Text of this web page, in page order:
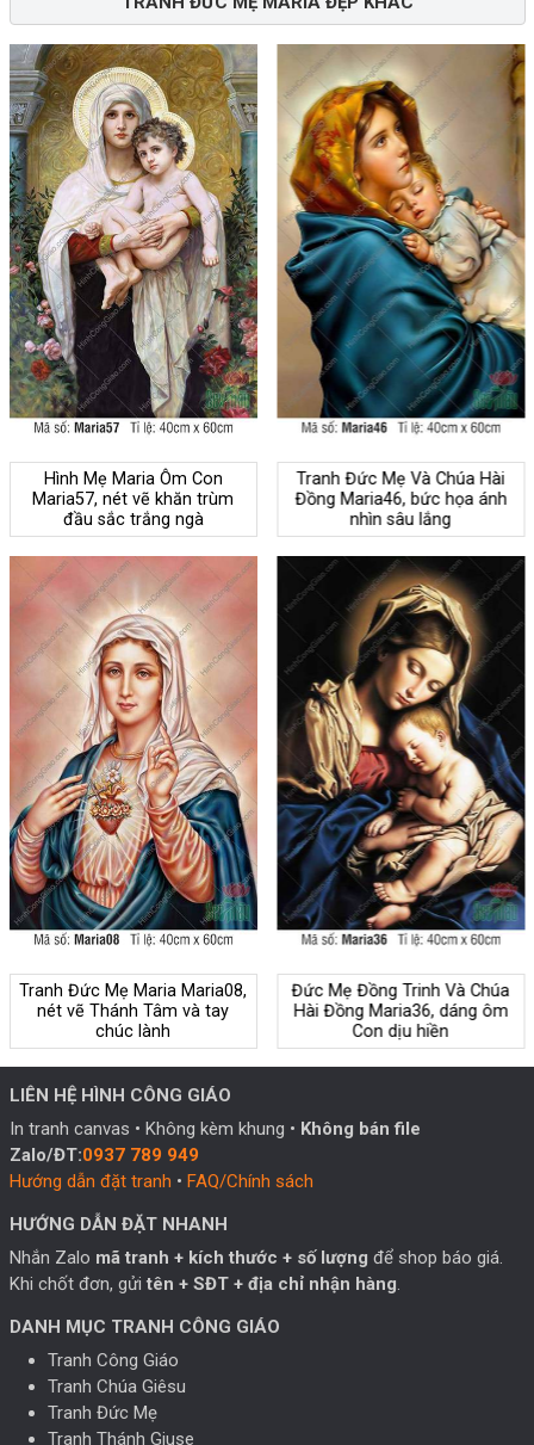
Hình Mẹ Maria Ôm Con
Maria57, nét vẽ khăn trùm
đầu sắc trắng ngà
Tranh Đức Mẹ Và Chúa Hài
Đồng Maria46, bức họa ánh
nhìn sâu lắng
Tranh Đức Mẹ Maria Maria08,
nét vẽ Thánh Tâm và tay
chúc lành
Đức Mẹ Đồng Trinh Và Chúa
Hài Đồng Maria36, dáng ôm
Con dịu hiền
LIÊN HỆ HÌNH CÔNG GIÁO
In tranh canvas • Không kèm khung • Không bán file
Zalo/ĐT:0937 789 949
Hướng dẫn đặt tranh • FAQ/Chính sách
HƯỚNG DẪN ĐẶT NHANH
Nhắn Zalo mã tranh + kích thước + số lượng để shop báo giá.
Khi chốt đơn, gửi tên + SĐT + địa chỉ nhận hàng.
DANH MỤC TRANH CÔNG GIÁO
Tranh Công Giáo
Tranh Chúa Giêsu
Tranh Đức Mẹ
Tranh Thánh Giuse